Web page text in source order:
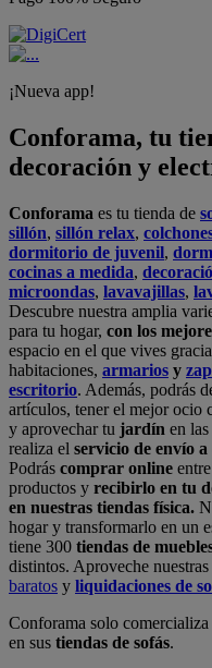
¡Nueva app!
Conforama, tu
decoración y
Conforama es tu tienda de
sillón, sillón relax,
dormitorio de juvenil,
cocinas a medida,
microondas, lavavajillas,
Descubre nuestra amplia
para tu hogar, con los
espacio en el que vives
habitaciones, armarios y
escritorio. Además, podrás
artículos, tener el mejor ocio
y aprovechar tu jardín en
realiza el servicio de envío
Podrás comprar online
productos y recibirlo en tu
en nuestras tiendas física.
hogar y transformarlo en un
tiene 300 tiendas de
distintos. Aproveche
baratos y liquidaciones de
Conforama solo
en sus tiendas de sofás.